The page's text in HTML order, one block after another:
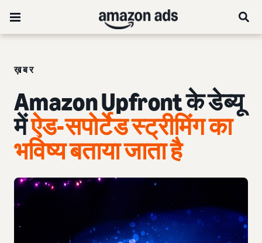
ख़बर
Amazon Upfront के डेब्यू
मेंऐड-सपोर्टेड स्ट्रीमिंग का
भविष्य बताया जाता है